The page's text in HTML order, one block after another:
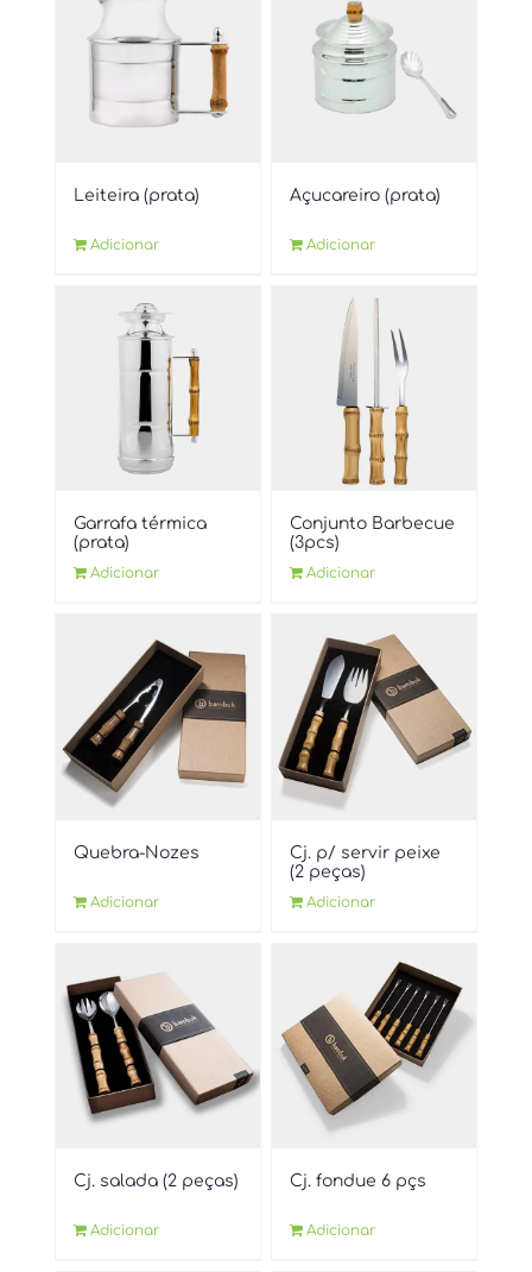
Leiteira (prata)
Adicionar
Açucareiro (prata)
Adicionar
Garrafa térmica
(prata)
Adicionar
Conjunto Barbecue
(3pcs)
Adicionar
Quebra-Nozes
Adicionar
Cj. p/ servir peixe
(2 peças)
Adicionar
Cj. salada (2 peças)
Adicionar
Cj. fondue 6 pçs
Adicionar